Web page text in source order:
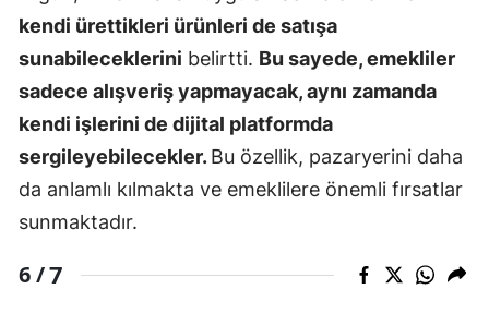
kendi ürettikleri ürünleri de satışa
sunabileceklerini belirtti. Bu sayede, emekliler
sadece alışveriş yapmayacak, aynı zamanda
kendi işlerini de dijital platformda
sergileyebilecekler.Bu özellik, pazaryerini daha
da anlamlı kılmakta ve emeklilere önemli fırsatlar
sunmaktadır.
6 /7